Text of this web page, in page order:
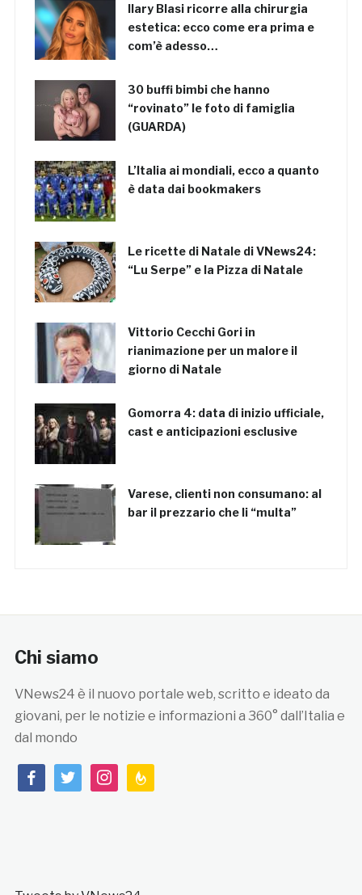
Ilary Blasi ricorre alla chirurgia
estetica: ecco come era prima e
com’è adesso…
30 buffi bimbi che hanno
“rovinato” le foto di famiglia
(GUARDA)
L’Italia ai mondiali, ecco a quanto
è data dai bookmakers
Le ricette di Natale di VNews24:
“Lu Serpe” e la Pizza di Natale
Vittorio Cecchi Gori in
rianimazione per un malore il
giorno di Natale
Gomorra 4: data di inizio ufficiale,
cast e anticipazioni esclusive
Varese, clienti non consumano: al
bar il prezzario che li “multa”
Chi siamo
VNews24 è il nuovo portale web, scritto e ideato da
giovani, per le notizie e informazioni a 360° dall’Italia e
dal mondo
facebooktwitterinstagramfeedburner